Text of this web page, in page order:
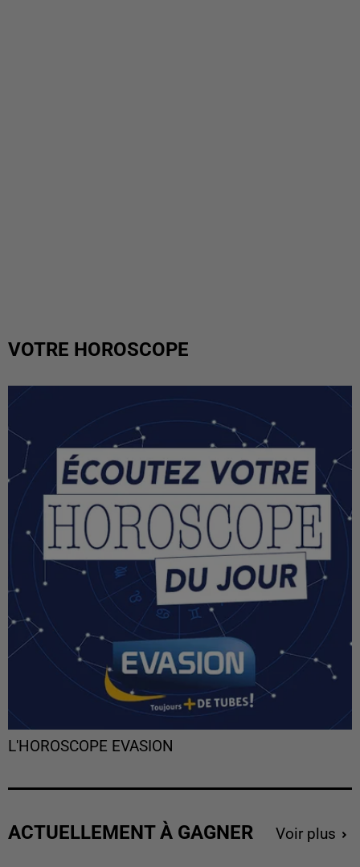
VOTRE HOROSCOPE
L'HOROSCOPE EVASION
ACTUELLEMENT À GAGNER Voir plus